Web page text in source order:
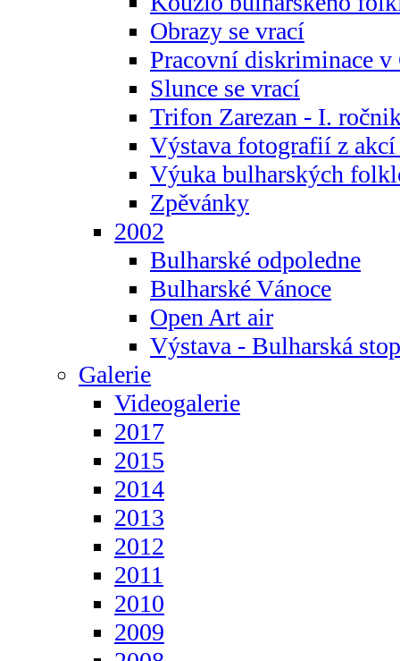
Obrazy se vrací
Pracovní diskriminace
Slunce se vrací
Trifon Zarezan - I.
Výstava fotografií z akcí
Výuka bulharských
Zpěvánky
2002
Bulharské odpoledne
Bulharské Vánoce
Open Art air
Výstava - Bulharská
Galerie
Videogalerie
2017
2015
2014
2013
2012
2011
2010
2009